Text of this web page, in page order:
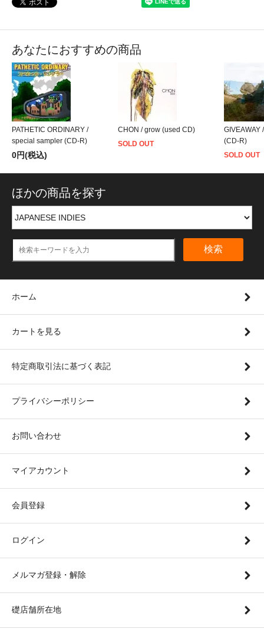
あなたにおすすめの商品
PATHETIC ORDINARY /
special sampler (CD-R)
0円(税込)
CHON / grow (used CD)
SOLD OUT
GIVEAWAY
(CD-R)
SOLD OUT
ほかの商品を探す
検索
ホーム
カートを見る
特定商取引法に基づく表記
プライバシーポリシー
お問い合わせ
マイアカウント
会員登録
ログイン
メルマガ登録・解除
礎店舗所在地